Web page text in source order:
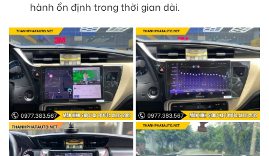
hành ổn định trong thời gian dài.